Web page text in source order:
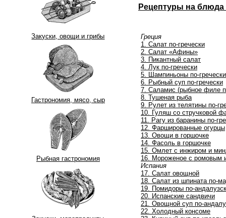
Закуски, овощи и грибы
Гастрономия, мясо, сыр
Рыбная гастрономия
Рецептуры на блюда
Греция
1. Салат по-гречески
2. Салат «Афины»
3. Пикантный салат
4. Лук по-гречески
5. Шампиньоны по-гречески
6. Рыбный суп по-гречески
7. Саламис (рыбное филе
8. Тушеная рыба
9. Рулет из телятины по-
10. Гуляш со стручковой
11. Рагу из баранины по-
12. Фаршированные огурцы
13. Овощи в горшочке
14. Фасоль в горшочке
15. Омлет с инжиром и
16. Мороженое с ромовым
Испания
17. Салат овощной
18. Салат из шпината по-
19. Помидоры по-
20. Испанские сандвичи
21. Овощной суп по-
22. Холодный консоме